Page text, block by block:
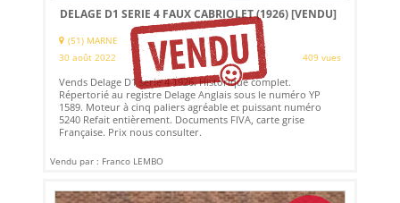
DELAGE D1 SERIE 4 FAUX CABRIOLET (1926)[VENDU]
(51) MARNE
30 août 2022
409 vues
Vends Delage D1 serie 4 1926. Historique complet.
Répertorié au registre Delage Anglais sous le numéro YP
1589. Moteur à cinq paliers agréable et puissant numéro
5240 Refait entièrement. Documents FIVA, carte grise
Française. Prix nous consulter.
Vendu par : Franco LEMBO